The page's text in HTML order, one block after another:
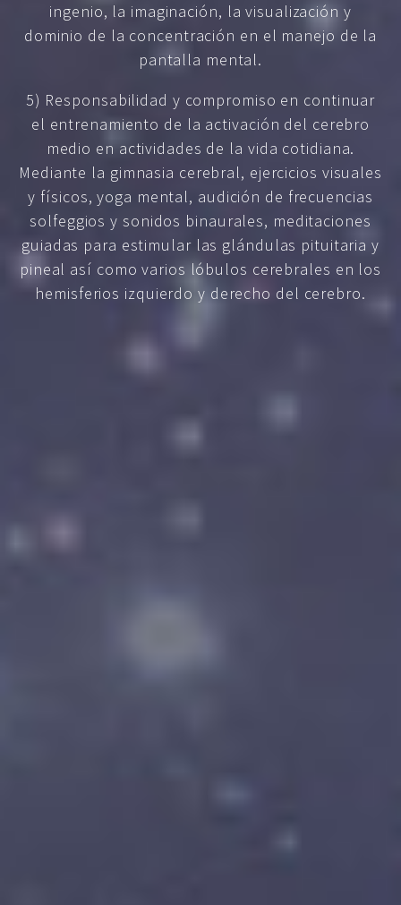
ingenio, la imaginación, la visualización y
dominio de la concentración en el manejo de la
pantalla mental.
5) Responsabilidad y compromiso en continuar
el entrenamiento de la activación del cerebro
medio en actividades de la vida cotidiana.
Mediante la gimnasia cerebral, ejercicios visuales
y físicos, yoga mental, audición de frecuencias
solfeggios y sonidos binaurales, meditaciones
guiadas para estimular las glándulas pituitaria y
pineal así como varios lóbulos cerebrales en los
hemisferios izquierdo y derecho del cerebro.